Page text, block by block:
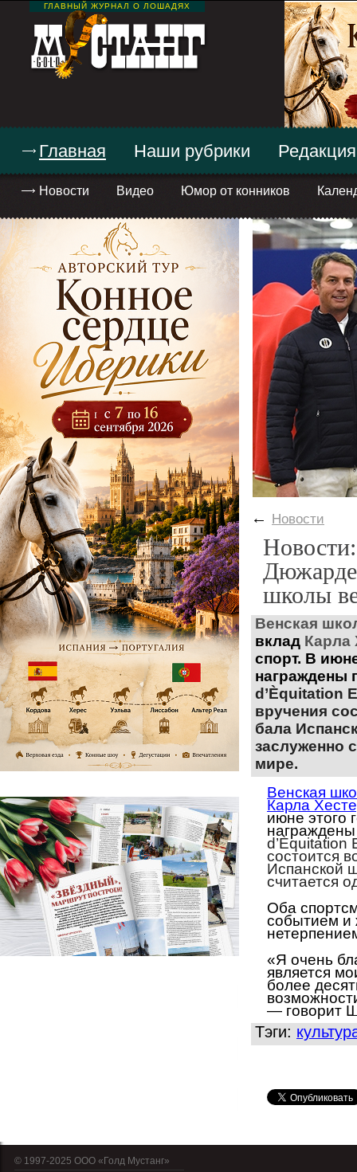
ГЛАВНЫЙ ЖУРНАЛ О ЛОШАДЯХ
Главная
Новости Видео Юмор от конников
Наши рубрики Редакция
← Новости
школы
Венская
вклад Карла
спорт. В
награждены
d’Èquitation
вручения
бала
заслуженно
мире.
Венская
Карла
июне этого
состоится
Испанской
считается
Оба
событием и
«Я очень
является
более
— говорит
Тэги:
© 1997-2025 OOO «Голд Мустанг»